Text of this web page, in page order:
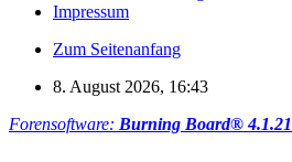
Impressum
Zum Seitenanfang
8. August 2026, 16:43
Forensoftware: Burning Board® 4.1.21